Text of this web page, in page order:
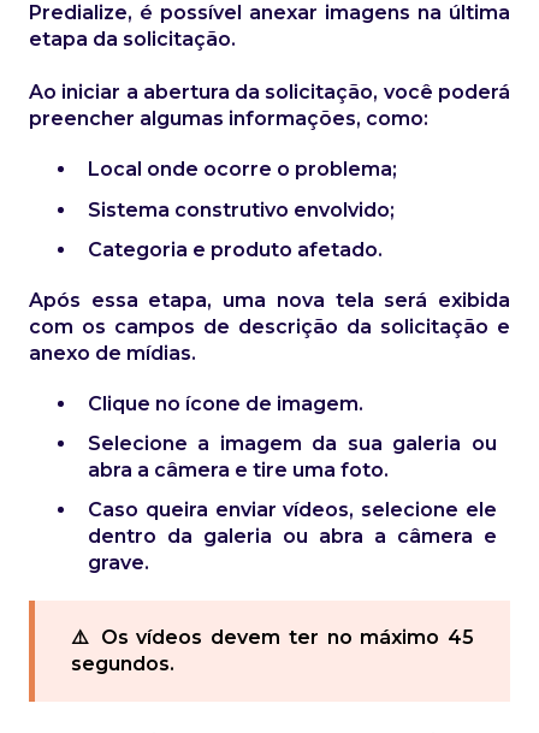
Predialize, é possível anexar imagens na última
etapa da solicitação.
Ao iniciar a abertura da solicitação, você poderá
preencher algumas informações, como:
Local onde ocorre o problema;
Sistema construtivo envolvido;
Categoria e produto afetado.
Após essa etapa, uma nova tela será exibida
com os campos de descrição da solicitação e
anexo de mídias.
Clique no ícone de imagem.
Selecione a imagem da sua galeria ou
abra a câmera e tire uma foto.
Caso queira enviar vídeos, selecione ele
dentro da galeria ou abra a câmera e
grave.
⚠️ Os vídeos devem ter no máximo 45
segundos.